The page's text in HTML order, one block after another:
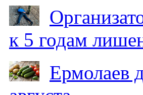
к 5 годам
Ермолаев